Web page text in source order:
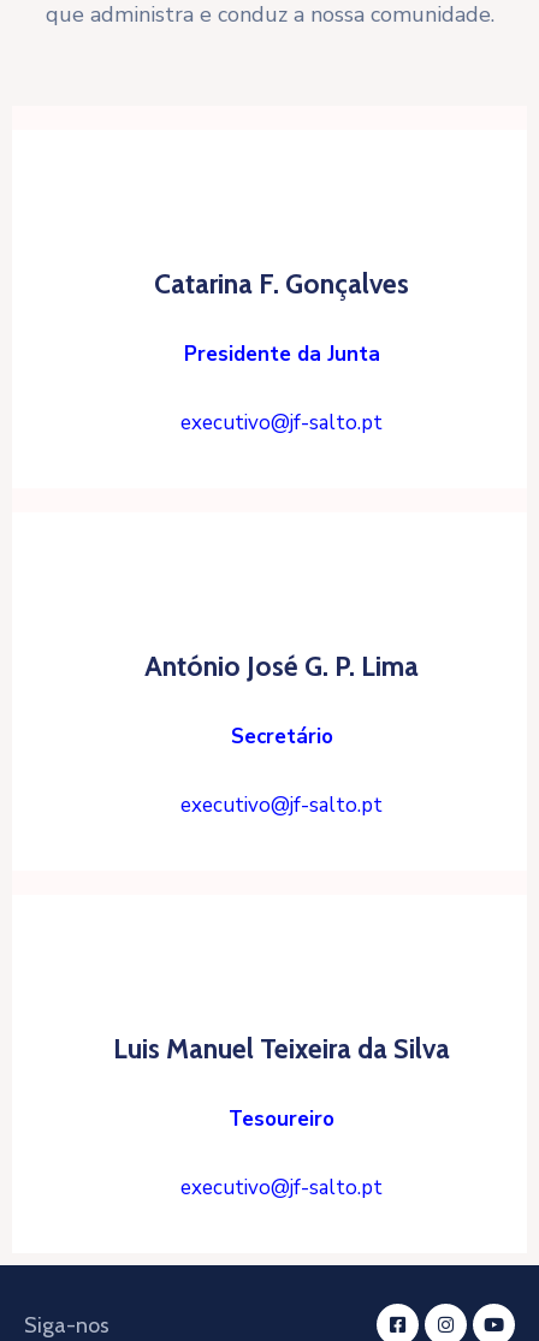
que administra e conduz a nossa comunidade.
Catarina F. Gonçalves
Presidente da Junta
executivo@jf-salto.pt
António José G. P. Lima
Secretário
executivo@jf-salto.pt
Luis Manuel Teixeira da Silva
Tesoureiro
executivo@jf-salto.pt
Siga-nos